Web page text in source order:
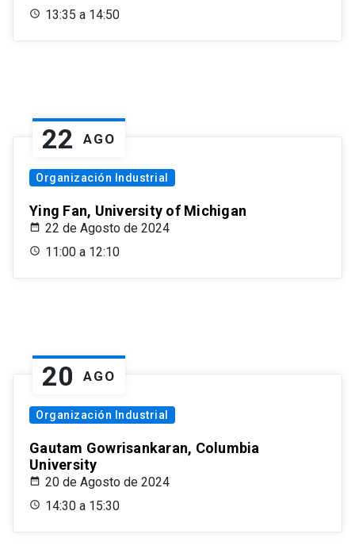
13:35 a 14:50
22 AGO
Organización Industrial
Ying Fan, University of Michigan
22 de Agosto de 2024
11:00 a 12:10
20 AGO
Organización Industrial
Gautam Gowrisankaran, Columbia
University
20 de Agosto de 2024
14:30 a 15:30